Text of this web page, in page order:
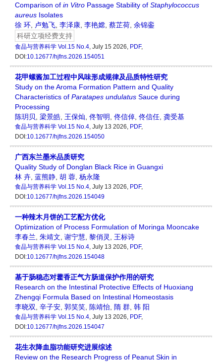
Comparison of in Vitro Passage Stability of Staphylococcus
aureus Isolates
徐 环
卢勉飞 李泽康 李艳嫦 蔡芷荷 余锦銮
科研立项经费支持
食品与营养科学 Vol.15 No.4, July 15 2026, PDF,
DOI:10.12677/hjfns.2026.154051
花甲螺酱加工过程中风味形成规律及品质特性研究
Study on the Aroma Formation Pattern and Quality
Characteristics of Paratapes undulatus Sauce during
Processing
陈玥贝
梁景皓 王保灿 佟智明 佟信倬 佟信任 龚受基
食品与营养科学 Vol.15 No.4, July 13 2026, PDF,
DOI:10.12677/hjfns.2026.154050
广西东兰墨米品质研究
Quality Study of Donglan Black Rice in Guangxi
林 卉 蓝熊静 胡 蓉 杨永隆
食品与营养科学 Vol.15 No.4, July 13 2026, PDF,
DOI:10.12677/hjfns.2026.154049
一种辣木月饼的工艺配方优化
Optimization of Process Formulation of Moringa Mooncake
李春兰 朱靖文 谢宁慧 黎俏灵 王标诗
食品与营养科学 Vol.15 No.4, July 13 2026, PDF,
DOI:10.12677/hjfns.2026.154048
基于肠稳态对藿香正气方肠道保护作用的研究
Research on the Intestinal Protective Effects of Huoxiang
Zhengqi Formula Based on Intestinal Homeostasis
李晓双
辛子安 郭笑笑 陈靖怡 隋 群 韩 阳
食品与营养科学 Vol.15 No.4, July 13 2026, PDF,
DOI:10.12677/hjfns.2026.154047
花生衣降血脂功能研究进展综述
Review on the Research Progress of Peanut Skin in